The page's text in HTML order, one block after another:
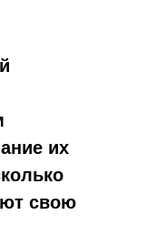
их
свою